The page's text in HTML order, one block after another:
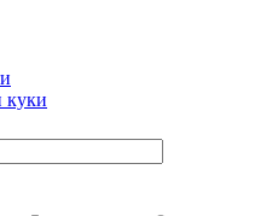
куки